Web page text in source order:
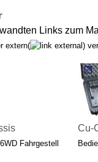
Links zum
extern( )
Fahrgestell
Cu-